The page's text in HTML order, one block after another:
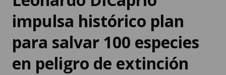
impulsa histórico plan
para salvar 100 especies
en peligro de extinción